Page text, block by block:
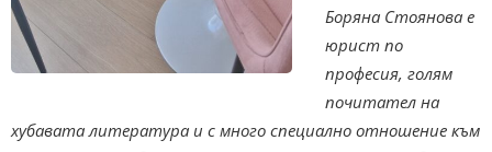
Боряна Стоянова е
юрист по
професия, голям
почитател на
хубавата литература и с много специално отношение към